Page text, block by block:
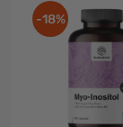
-18%